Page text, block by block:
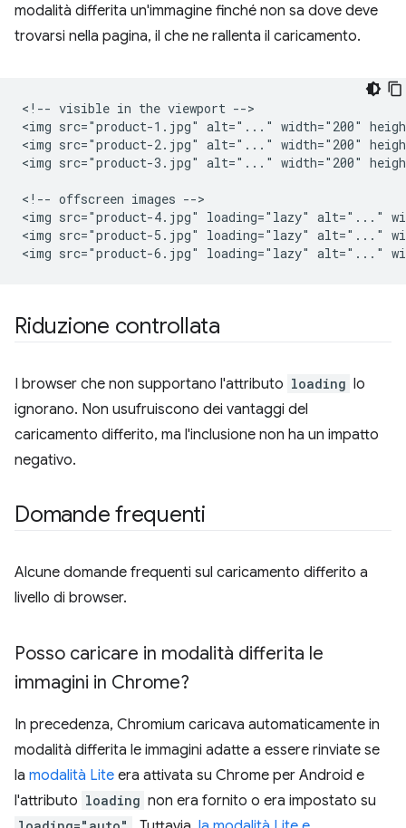
modalità differita un'immagine finché non sa dove deve
trovarsi nella pagina, il che ne rallenta il caricamento.
<!-- visible in the viewport -->
<img src="product-1.jpg" alt="..." width="200"
<img src="product-2.jpg" alt="..." width="200"
<img src="product-3.jpg" alt="..." width="200"
<!-- offscreen images -->
<img src="product-4.jpg" loading="lazy" alt="..."
<img src="product-5.jpg" loading="lazy" alt="..."
Riduzione controllata
I browser che non supportano l'attributo loading lo
ignorano. Non usufruiscono dei vantaggi del
caricamento differito, ma l'inclusione non ha un impatto
negativo.
Domande frequenti
Alcune domande frequenti sul caricamento differito a
livello di browser.
Posso caricare in modalità differita le
immagini in Chrome?
In precedenza, Chromium caricava automaticamente in
modalità differita le immagini adatte a essere rinviate se
la modalità Lite era attivata su Chrome per Android e
l'attributo loading non era fornito o era impostato su